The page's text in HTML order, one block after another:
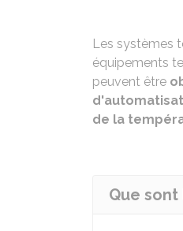
Les systèmes
équipements
peuvent être
de la
Que